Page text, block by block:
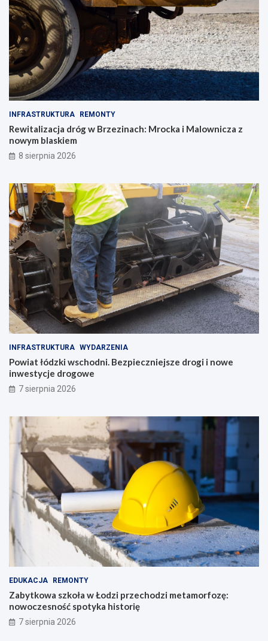
INFRASTRUKTURA REMONTY
Rewitalizacja dróg w Brzezinach: Mrocka i Malownicza z
nowym blaskiem
8 sierpnia 2026
INFRASTRUKTURA WYDARZENIA
Powiat łódzki wschodni. Bezpieczniejsze drogi i nowe
inwestycje drogowe
7 sierpnia 2026
EDUKACJA REMONTY
Zabytkowa szkoła w Łodzi przechodzi metamorfozę:
nowoczesność spotyka historię
7 sierpnia 2026